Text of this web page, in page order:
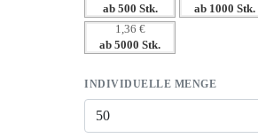
– Ideal für langfristige Sichtbarkeit im
– Haptisches Erlebnis, das im
ab 500 Stk. ab 1000 Stk.
1,36 €
ab 5000 Stk.
INDIVIDUELLE MENGE